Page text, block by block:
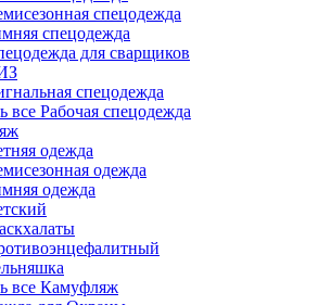
спецодежда
спецодежда
для сварщиков
спецодежда
все Рабочая спецодежда
одежда
одежда
одежда
все Камуфляж